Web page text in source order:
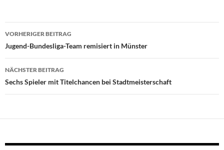
Beitragsnavigation
VORHERIGER BEITRAG
Jugend-Bundesliga-Team remisiert in Münster
NÄCHSTER BEITRAG
Sechs Spieler mit Titelchancen bei Stadtmeisterschaft